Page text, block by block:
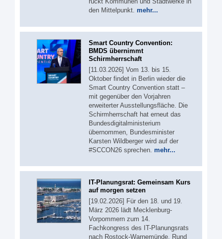
den Mittelpunkt. mehr...
Smart Country Convention:
BMDS übernimmt
Schirmherrschaft
[11.03.2026] Vom 13. bis 15.
Oktober findet in Berlin wieder die
Smart Country Convention statt –
mit gegenüber den Vorjahren
erweiterter Ausstellungsfläche. Die
Schirmherrschaft hat erneut das
Bundesdigitalministerium
übernommen, Bundesminister
Karsten Wildberger wird auf der
#SCCON26 sprechen. mehr...
IT-Planungsrat: Gemeinsam Kurs
auf morgen setzen
[19.02.2026] Für den 18. und 19.
März 2026 lädt Mecklenburg-
Vorpommern zum 14.
Fachkongress des IT-Planungsrats
nach Rostock-Warnemünde. Rund